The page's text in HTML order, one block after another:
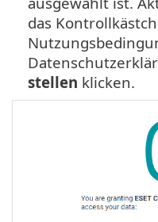
das
stellen klicken.